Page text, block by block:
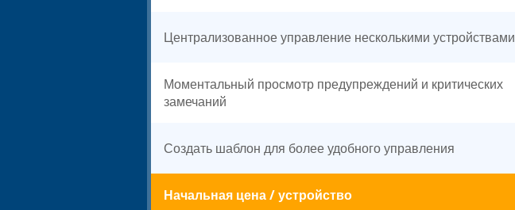
Централизованное управление несколькими устройствами
Моментальный просмотр предупреждений и критических
замечаний
Создать шаблон для более удобного управления
Начальная цена/устройство